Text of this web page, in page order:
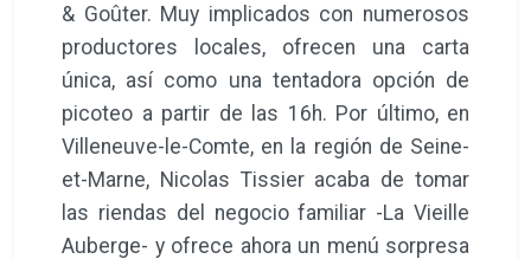
& Goûter. Muy implicados con numerosos
productores locales, ofrecen una carta
única, así como una tentadora opción de
picoteo a partir de las 16h. Por último, en
Villeneuve-le-Comte, en la región de Seine-
et-Marne, Nicolas Tissier acaba de tomar
las riendas del negocio familiar -La Vieille
Auberge- y ofrece ahora un menú sorpresa